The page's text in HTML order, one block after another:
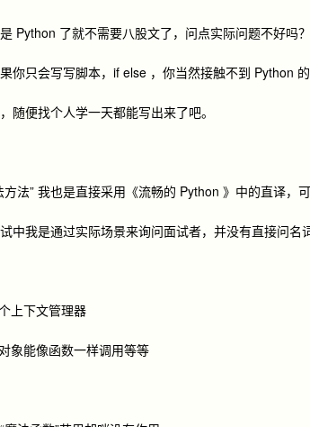
Python 了就不需要八股文了，问点实际问题不好吗？
你只会写写脚本，if else ，你当然接触不到 Python 的
随便找个人学一天都能写出来了吧。
方法” 我也是直接采用《流畅的 Python 》中的直译，
中我是通过实际场景来询问面试者，并没有直接问名
上下文管理器
象能像函数一样调用等等